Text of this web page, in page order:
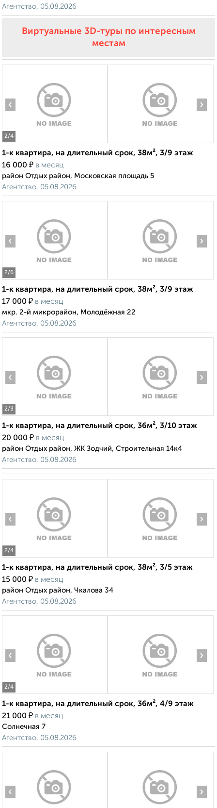
Агентство, 05.08.2026
Виртуальные 3D-туры по интересным
местам
2/4
‹ ›
1-к квартира, на длительный срок, 38м², 3/9 этаж
16 000 ₽ в месяц
район Отдых район, Московская площадь 5
Агентство, 05.08.2026
2/6
‹ ›
1-к квартира, на длительный срок, 38м², 3/9 этаж
17 000 ₽ в месяц
мкр. 2-й микрорайон, Молодёжная 22
Агентство, 05.08.2026
2/3
‹ ›
1-к квартира, на длительный срок, 36м², 3/10 этаж
20 000 ₽ в месяц
район Отдых район, ЖК Зодчий, Строительная 14к4
Агентство, 05.08.2026
2/4
‹ ›
1-к квартира, на длительный срок, 38м², 3/5 этаж
15 000 ₽ в месяц
район Отдых район, Чкалова 34
Агентство, 05.08.2026
2/4
‹ ›
1-к квартира, на длительный срок, 36м², 4/9 этаж
21 000 ₽ в месяц
Солнечная 7
Агентство, 05.08.2026
‹ ›